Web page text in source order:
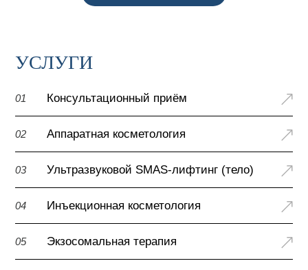
УСЛУГИ
01 Консультационный приём
02 Аппаратная косметология
03 Ультразвуковой SMAS-лифтинг (тело)
04 Инъекционная косметология
05 Экзосомальная терапия